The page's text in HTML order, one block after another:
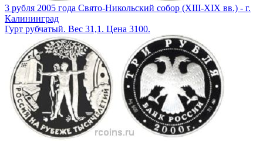
3 рубля 2005 года Свято-Никольский собор (XIII-XIX вв.) - г.
Калининград
Гурт рубчатый. Вес 31,1. Цена 3100.